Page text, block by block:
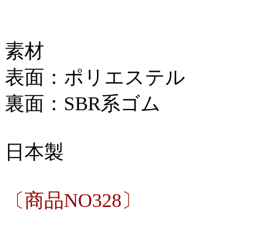
素材
表面：ポリエステル
裏面：SBR系ゴム
日本製
〔商品NO328〕